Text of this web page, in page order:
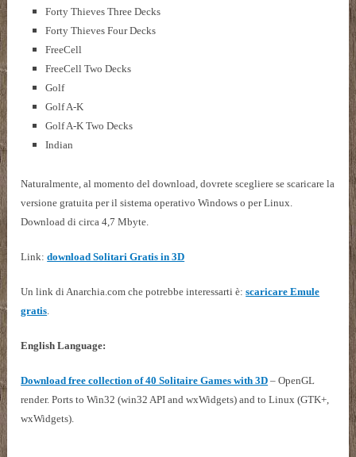
Forty Thieves Three Decks
Forty Thieves Four Decks
FreeCell
FreeCell Two Decks
Golf
Golf A-K
Golf A-K Two Decks
Indian
Naturalmente, al momento del download, dovrete scegliere se scaricare la
versione gratuita per il sistema operativo Windows o per Linux.
Download di circa 4,7 Mbyte.
Link:download Solitari Gratis in 3D
Un link di Anarchia.com che potrebbe interessarti è:scaricare Emule
gratis.
English Language:
Download free collection of 40 Solitaire Games with 3D – OpenGL
render. Ports to Win32 (win32 API and wxWidgets) and to Linux (GTK+,
wxWidgets).